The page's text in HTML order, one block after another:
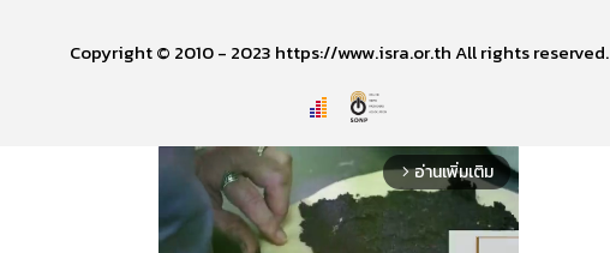
Copyright © 2010 - 2023 https://www.isra.or.th All rights reserved.
arrow_forward_ios อ่านเพิ่มเติม